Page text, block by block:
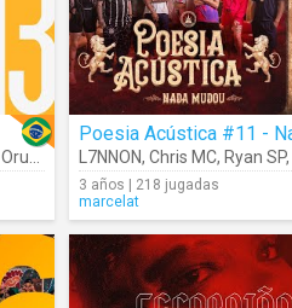
Oruam L7NNON,Chefin, N.I.N.A,Chris
L7NNON, Chris MC, Ryan SP,
3 años | 218 jugadas
marcelat